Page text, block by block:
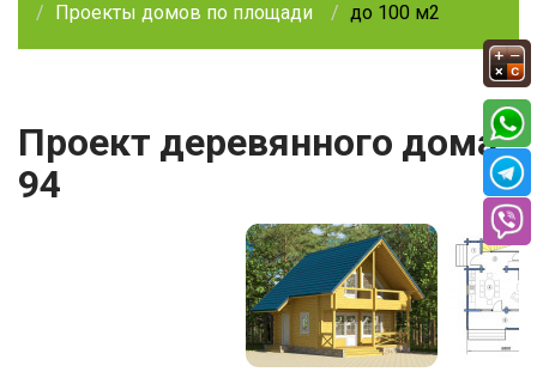
Проекты домов по площади до 100 м2
Проект деревянного дома
94